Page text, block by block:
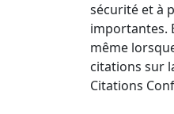
sécurité et à
importantes.
même
citations sur
Citations